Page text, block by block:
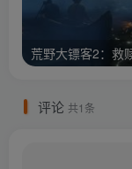
评论 共1条